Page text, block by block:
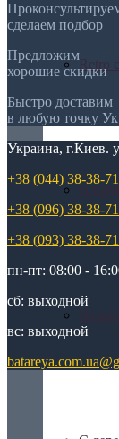
Retro
В
сделаем подбор
Предложим
хорошие скидки
Быстро доставим
в любую точку
Украина, г.Киев.
+38 (044) 38-38-
+38 (096) 38-38-
+38 (093) 38-38-
пн-пт: 08:00 -
сб: выходной
вс: выходной